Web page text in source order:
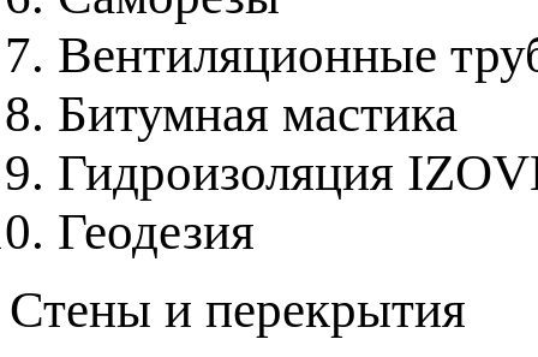
Вентиляционные
Битумная мастика
Гидроизоляция
Геодезия
Стены и перекрытия